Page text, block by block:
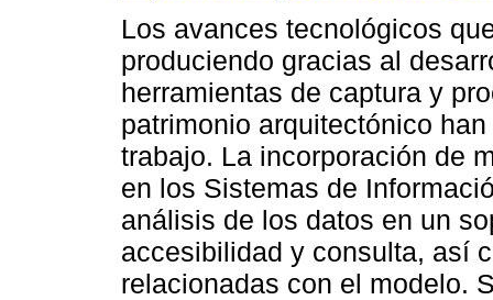
Los avances tecnológicos
produciendo gracias al
herramientas de captura y
patrimonio arquitectónico
trabajo. La incorporación de
en los Sistemas de
análisis de los datos en un
accesibilidad y consulta, así
relacionadas con el modelo.